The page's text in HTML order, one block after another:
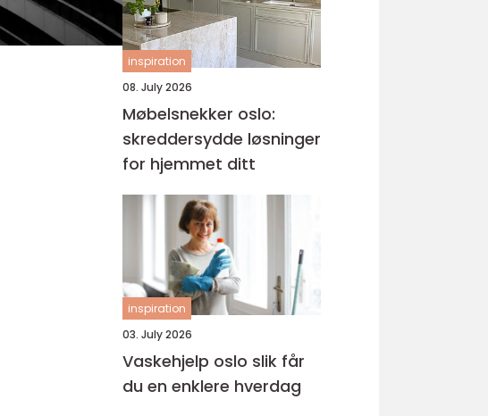
inspiration
08. July 2026
Møbelsnekker oslo:
skreddersydde løsninger
for hjemmet ditt
inspiration
03. July 2026
Vaskehjelp oslo slik får
du en enklere hverdag